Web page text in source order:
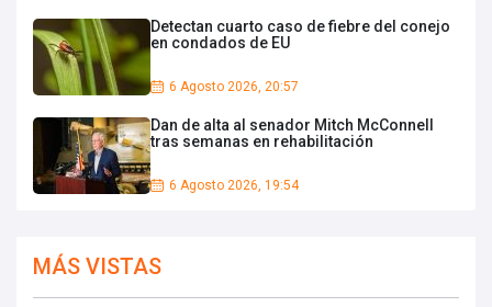
Detectan cuarto caso de fiebre del conejo
en condados de EU
6 Agosto 2026, 20:57
Dan de alta al senador Mitch McConnell
tras semanas en rehabilitación
6 Agosto 2026, 19:54
MÁS VISTAS